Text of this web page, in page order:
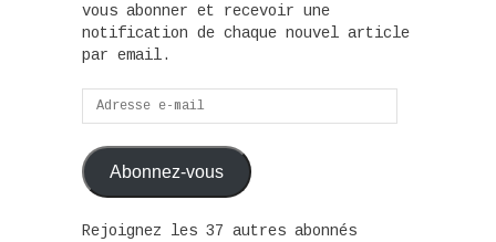
vous abonner et recevoir une
notification de chaque nouvel article
par email.
Adresse
e-
mail
Abonnez-vous
Rejoignez les 37 autres abonnés